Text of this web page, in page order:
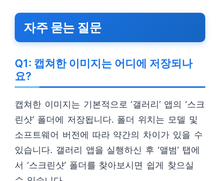
자주 묻는 질문
Q1: 캡쳐한 이미지는 어디에 저장되나
요?
캡쳐한 이미지는 기본적으로 ‘갤러리’ 앱의 ‘스크
린샷’ 폴더에 저장됩니다. 폴더 위치는 모델 및
소프트웨어 버전에 따라 약간의 차이가 있을 수
있습니다. 갤러리 앱을 실행하신 후 ‘앨범’ 탭에
서 ‘스크린샷’ 폴더를 찾아보시면 쉽게 찾으실